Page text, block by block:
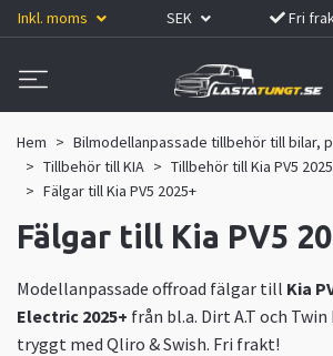
Inkl. moms SEK Fri
Hem
Bilmodellanpassade tillbehör till bilar,
Tillbehör till KIA
Tillbehör till Kia PV5
Fälgar till Kia PV5 2025+
Fälgar till Kia PV5
Modellanpassade offroad fälgar till Kia
Electric 2025+ från bl.a. Dirt A.T och
tryggt med Qliro & Swish. Fri frakt!